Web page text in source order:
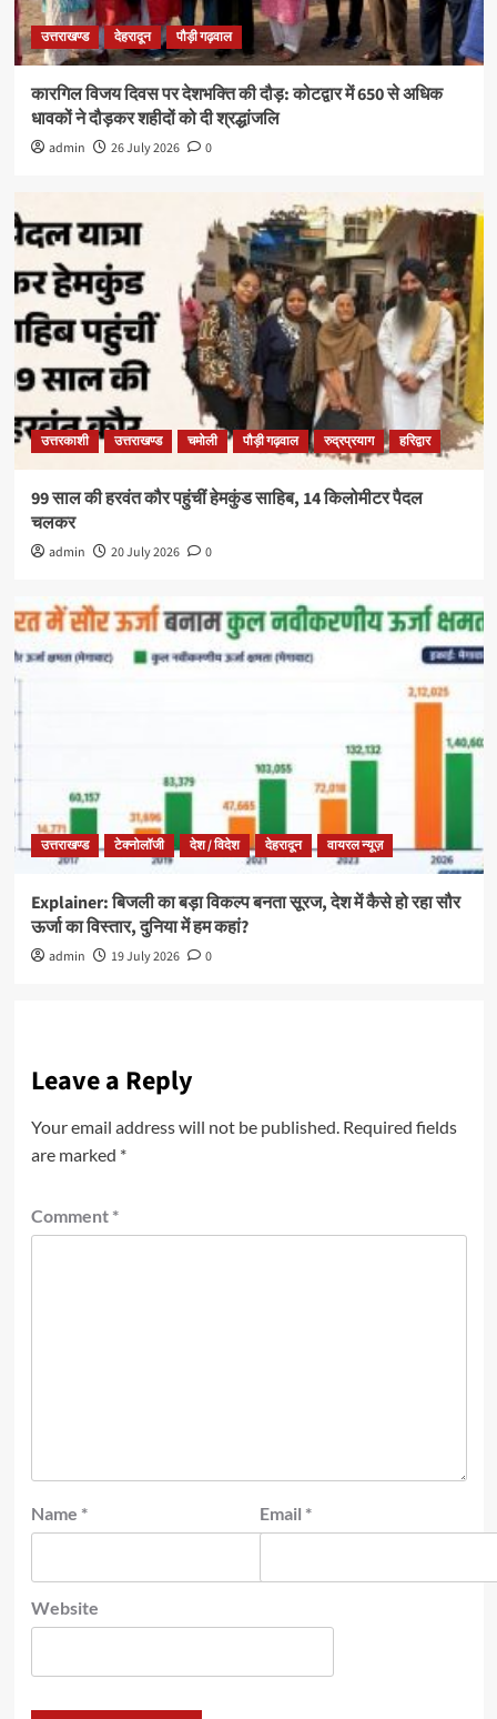
उत्तराखण्ड देहरादून पौड़ी गढ़वाल
कारगिल विजय दिवस पर देशभक्ति की दौड़: कोटद्वार में 650 से अधिक
धावकों ने दौड़कर शहीदों को दी श्रद्धांजलि
admin 26 July 2026 0
उत्तरकाशी उत्तराखण्ड चमोली पौड़ी गढ़वाल रुद्रप्रयाग हरिद्वार
99 साल की हरवंत कौर पहुंचीं हेमकुंड साहिब, 14 किलोमीटर पैदल
चलकर
admin 20 July 2026 0
उत्तराखण्ड टेक्नोलॉजी देश / विदेश देहरादून वायरल न्यूज़
Explainer: बिजली का बड़ा विकल्प बनता सूरज, देश में कैसे हो रहा सौर
ऊर्जा का विस्तार, दुनिया में हम कहां?
admin 19 July 2026 0
Leave a Reply
Your email address will not be published. Required fields
are marked *
Comment *
Name * Email *
Website